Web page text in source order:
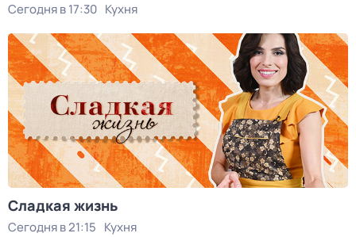
Сегодня в 17:30 Кухня
Сладкая жизнь
Сегодня в 21:15 Кухня